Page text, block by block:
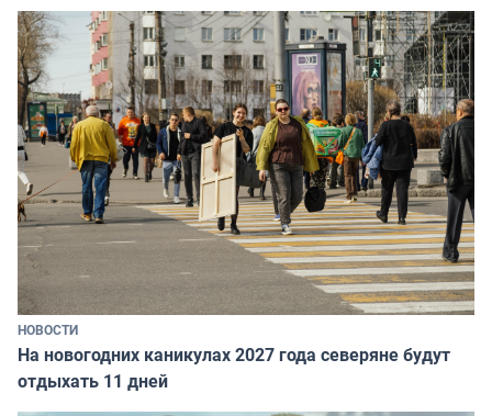
НОВОСТИ
На новогодних каникулах 2027 года северяне будут
отдыхать 11 дней